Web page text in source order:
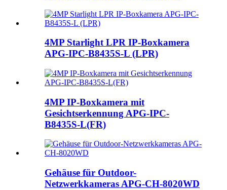
4MP Starlight LPR IP-Boxkamera
APG-IPC-B8435S-L (LPR)
4MP IP-Boxkamera mit
Gesichtserkennung APG-IPC-
B8435S-L(FR)
Gehäuse für Outdoor-
Netzwerkkameras APG-CH-8020WD